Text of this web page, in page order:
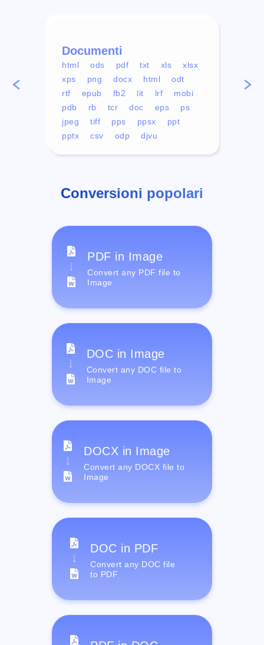
Documenti
html ods pdf txt xls
xlsx
xps
png docx html
odt
rtf
epub fb2 lit lrf
mobi
pdb
rb tcr doc eps
ps
jpeg
tiff pps ppsx
ppt
pptx
csv odp djvu
mp4
Conversioni popolari
PDF in Image
Convert any PDF file to
Image
DOC in Image
Convert any DOC file to
Image
DOCX in Image
Convert any DOCX file to
Image
DOC in PDF
Convert any DOC file
to PDF